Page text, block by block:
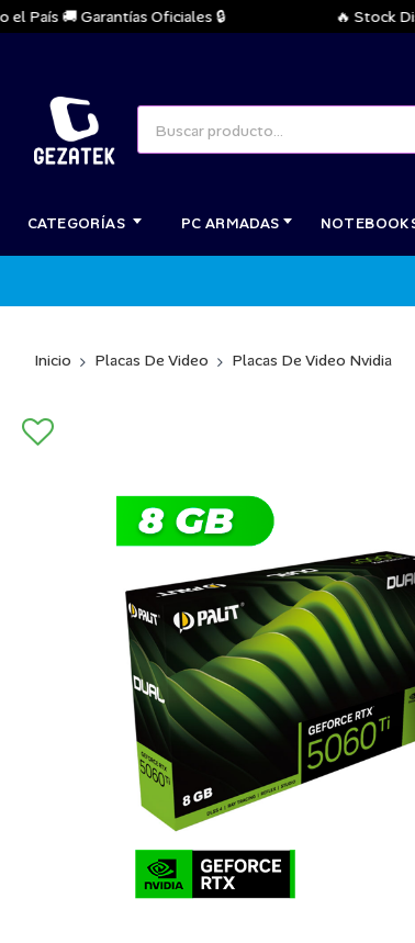
🚚 Garantías Oficiales 🔒 🔥 Stock
CATEGORÍAS PC ARMADAS
Inicio Placas De Video Placas De Video Nvidia